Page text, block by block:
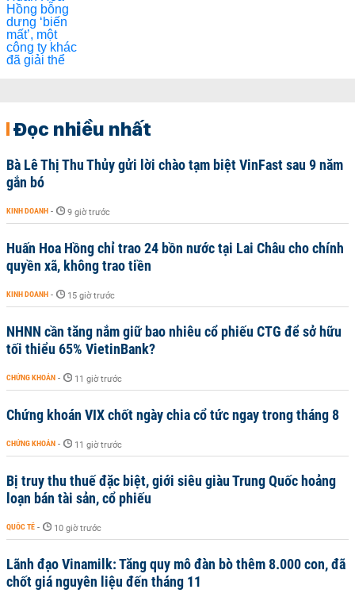
Đọc nhiều nhất
Bà Lê Thị Thu Thủy gửi lời chào tạm biệt VinFast sau 9 năm
gắn bó
KINH DOANH - 9 giờ trước
Huấn Hoa Hồng chỉ trao 24 bồn nước tại Lai Châu cho chính
quyền xã, không trao tiền
KINH DOANH - 15 giờ trước
NHNN cần tăng nắm giữ bao nhiêu cổ phiếu CTG để sở hữu
tối thiểu 65% VietinBank?
CHỨNG KHOÁN - 11 giờ trước
Chứng khoán VIX chốt ngày chia cổ tức ngay trong tháng 8
CHỨNG KHOÁN - 11 giờ trước
Bị truy thu thuế đặc biệt, giới siêu giàu Trung Quốc hoảng
loạn bán tài sản, cổ phiếu
QUỐC TẾ - 10 giờ trước
Lãnh đạo Vinamilk: Tăng quy mô đàn bò thêm 8.000 con, đã
chốt giá nguyên liệu đến tháng 11